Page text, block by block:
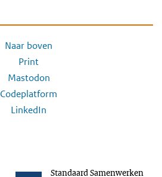
Naar boven
Print
Mastodon
Codeplatform
LinkedIn
Standaard Samenwerken